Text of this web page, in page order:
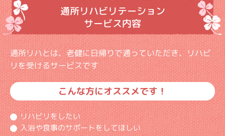
通所リハビリテーション
サービス内容
通所リハとは、老健に日帰りで通っていただき、リハビ
リを受けるサービスです
こんな方にオススメです！
リハビリをしたい
入浴や食事のサポートをしてほしい